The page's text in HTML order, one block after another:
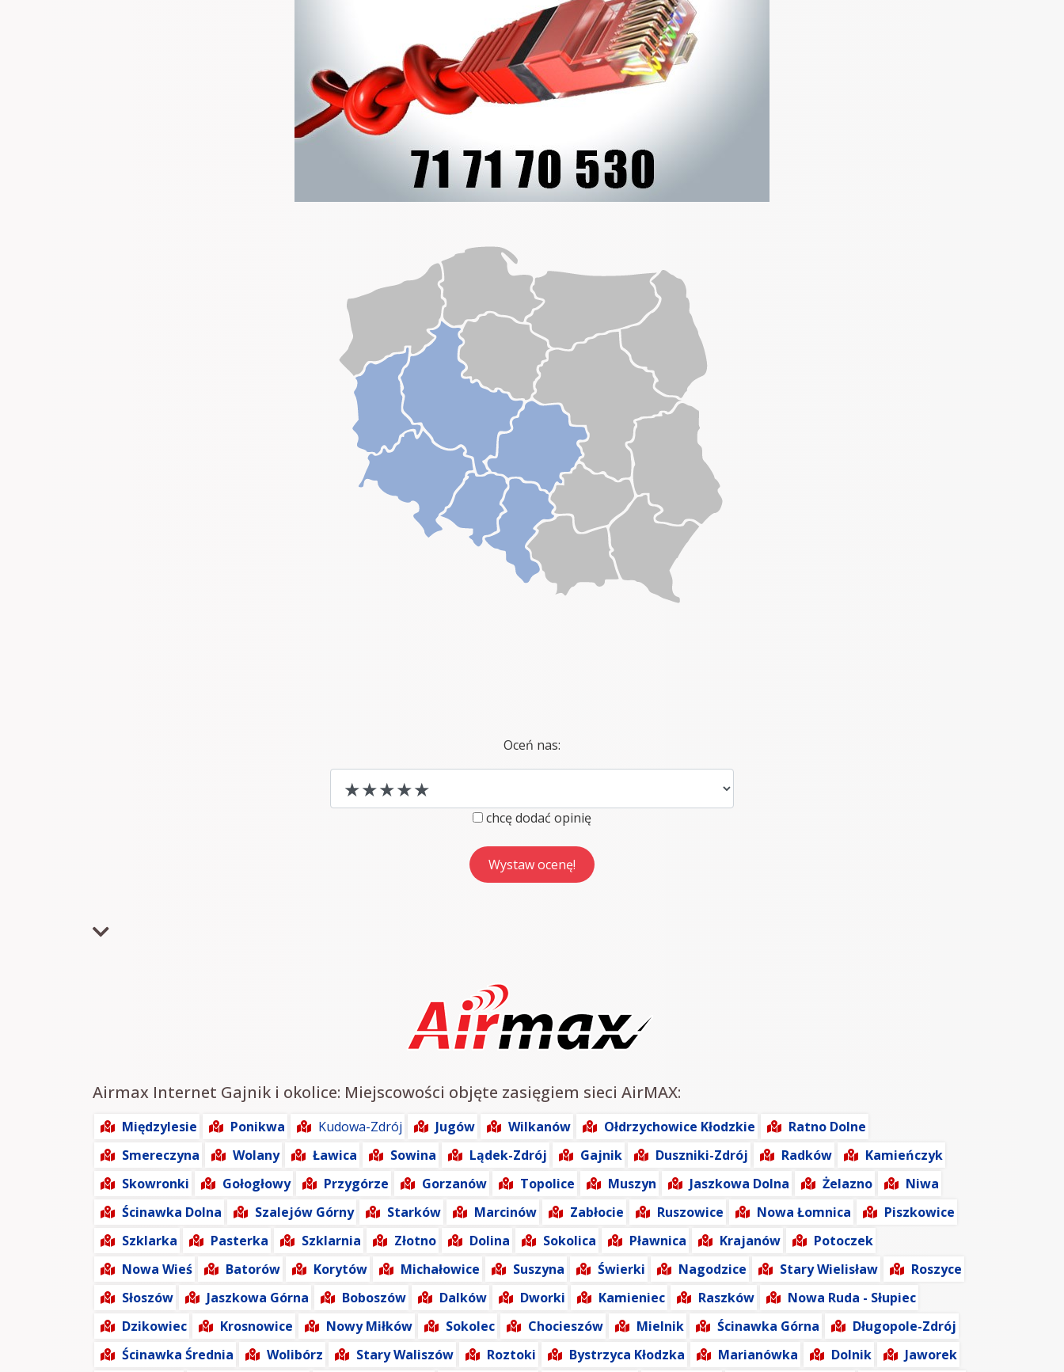
Oceń nas:
chcę dodać opinię
Airmax Internet Gajnik i okolice: Miejscowości objęte zasięgiem sieci AirMAX:
Międzylesie Ponikwa Kudowa-Zdrój Jugów Wilkanów Ołdrzychowice Kłodzkie
Ratno Dolne
Smereczyna
Wolany Ławica Sowina Lądek-Zdrój Gajnik Duszniki-Zdrój Radków
Kamieńczyk
Skowronki
Gołogłowy Przygórze Gorzanów Topolice Muszyn Jaszkowa Dolna Żelazno
Niwa
Ścinawka Dolna
Szalejów Górny Starków Marcinów Zabłocie Ruszowice Nowa Łomnica
Piszkowice
Szklarka
Pasterka Szklarnia Złotno Dolina Sokolica Pławnica Krajanów
Potoczek
Nowa Wieś
Batorów Korytów Michałowice Suszyna Świerki Nagodzice Stary Wielisław
Roszyce
Słoszów
Jaszkowa Górna Boboszów Dalków Dworki Kamieniec Raszków
Nowa Ruda - Słupiec
Dzikowiec
Krosnowice Nowy Miłków Sokolec Chocieszów Mielnik Ścinawka Górna
Długopole-Zdrój
Ścinawka Średnia
Wolibórz Stary Waliszów Roztoki Bystrzyca Kłodzka Marianówka Dolnik Jaworek